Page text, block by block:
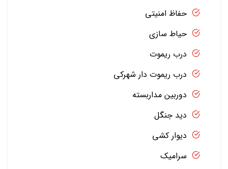
حفاظ امنیتی
حیاط سازی
درب ریموت
درب ریموت دار شهرکی
دوربین مداربسته
دید جنگل
دیوار کشی
سرامیک